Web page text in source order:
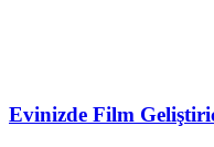
Evinizde Film